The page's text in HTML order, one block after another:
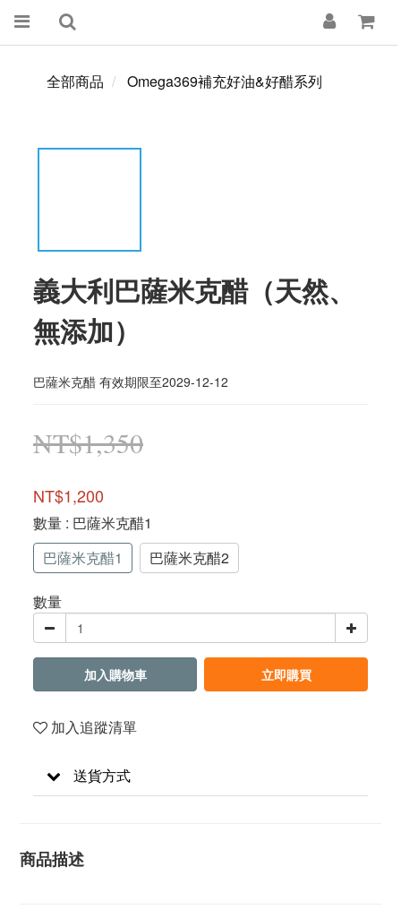
全部商品 Omega369補充好油&好醋系列
義大利巴薩米克醋（天然、
無添加）
巴薩米克醋 有效期限至2029-12-12
NT$1,350
NT$1,200
數量 : 巴薩米克醋1
巴薩米克醋1
巴薩米克醋2
數量
加入購物車 立即購買
加入追蹤清單
送貨方式
商品描述